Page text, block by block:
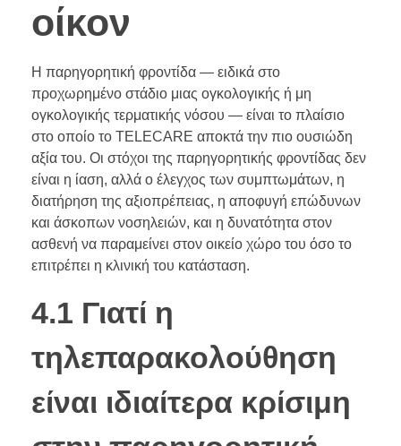
οίκον
Η παρηγορητική φροντίδα — ειδικά στο
προχωρημένο στάδιο μιας ογκολογικής ή μη
ογκολογικής τερματικής νόσου — είναι το πλαίσιο
στο οποίο το TELECARE αποκτά την πιο ουσιώδη
αξία του. Οι στόχοι της παρηγορητικής φροντίδας δεν
είναι η ίαση, αλλά ο έλεγχος των συμπτωμάτων, η
διατήρηση της αξιοπρέπειας, η αποφυγή επώδυνων
και άσκοπων νοσηλειών, και η δυνατότητα στον
ασθενή να παραμείνει στον οικείο χώρο του όσο το
επιτρέπει η κλινική του κατάσταση.
4.1 Γιατί η
τηλεπαρακολούθηση
είναι ιδιαίτερα κρίσιμη